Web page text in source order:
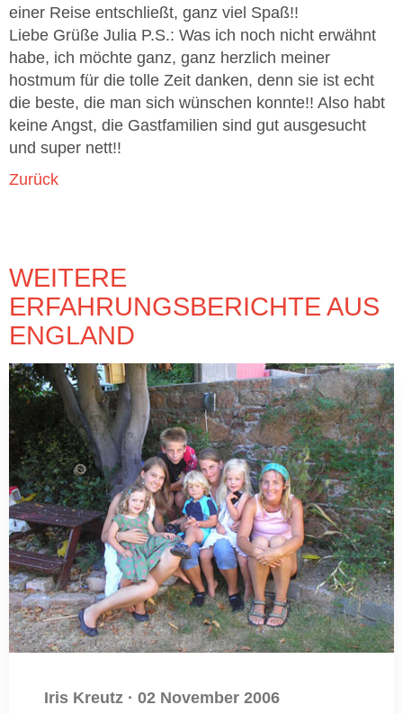
einer Reise entschließt, ganz viel Spaß!!
Liebe Grüße Julia P.S.: Was ich noch nicht erwähnt
habe, ich möchte ganz, ganz herzlich meiner
hostmum für die tolle Zeit danken, denn sie ist echt
die beste, die man sich wünschen konnte!! Also habt
keine Angst, die Gastfamilien sind gut ausgesucht
und super nett!!
Zurück
WEITERE
ERFAHRUNGSBERICHTE AUS
ENGLAND
Iris Kreutz · 02 November 2006